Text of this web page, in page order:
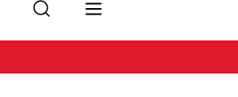
Recherche